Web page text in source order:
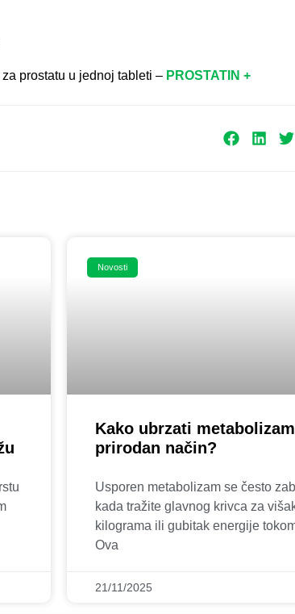
prostatu u jednoj tableti – PROSTATIN +
Novosti
Kako ubrzati
prirodan način?
Usporen metabolizam se često
kada tražite glavnog krivca za
kilograma ili gubitak energije
Ova
21/11/2025